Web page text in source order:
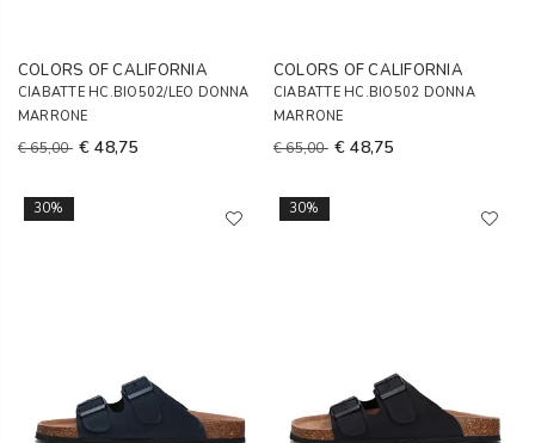
COLORS OF CALIFORNIA
CIABATTE HC.BIO502/LEO DONNA
MARRONE
€ 65,00 € 48,75
COLORS OF CALIFORNIA
CIABATTE HC.BIO502 DONNA
MARRONE
€ 65,00 € 48,75
30% 30%